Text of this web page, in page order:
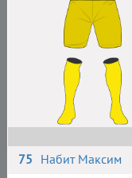
75 Набит Максим